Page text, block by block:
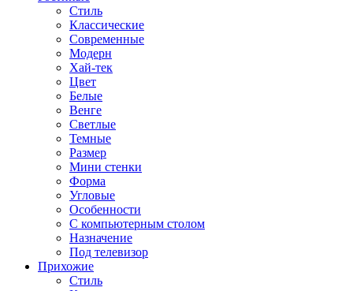
Стиль
Классические
Современные
Модерн
Хай-тек
Цвет
Белые
Венге
Светлые
Темные
Размер
Мини стенки
Форма
Угловые
Особенности
С компьютерным столом
Назначение
Под телевизор
Прихожие
Стиль